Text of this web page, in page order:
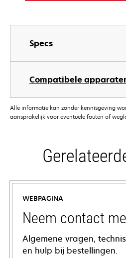
Specs
Compatibele
Alle informatie kan zonder kennisgeving
aansprakelijk voor eventuele fouten of
WEBPAGINA
Neem contact
Algemene vragen,
en hulp bij bestellingen.